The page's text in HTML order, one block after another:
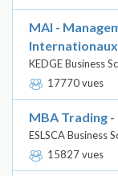
MAI -
KEDGE Business
17770 vues
MBA Trading -
ESLSCA Business
15827 vues